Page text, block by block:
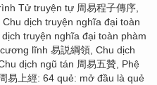
Tử truyện tự 周易程子傳序,
dịch truyện nghĩa đại toàn
truyện nghĩa đại toàn phàm
lĩnh 易説綱領, Chu dịch
dịch ngũ tán 周易五贊, Phệ
易上經: 64 quẻ: mở đầu là quẻ